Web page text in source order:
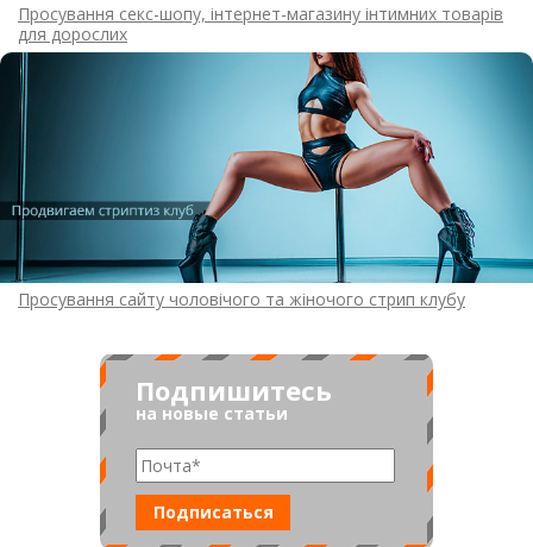
Просування секс-шопу, інтернет-магазину інтимних товарів
для дорослих
Просування сайту чоловічого та жіночого стрип клубу
Подпишитесь
на новые статьи